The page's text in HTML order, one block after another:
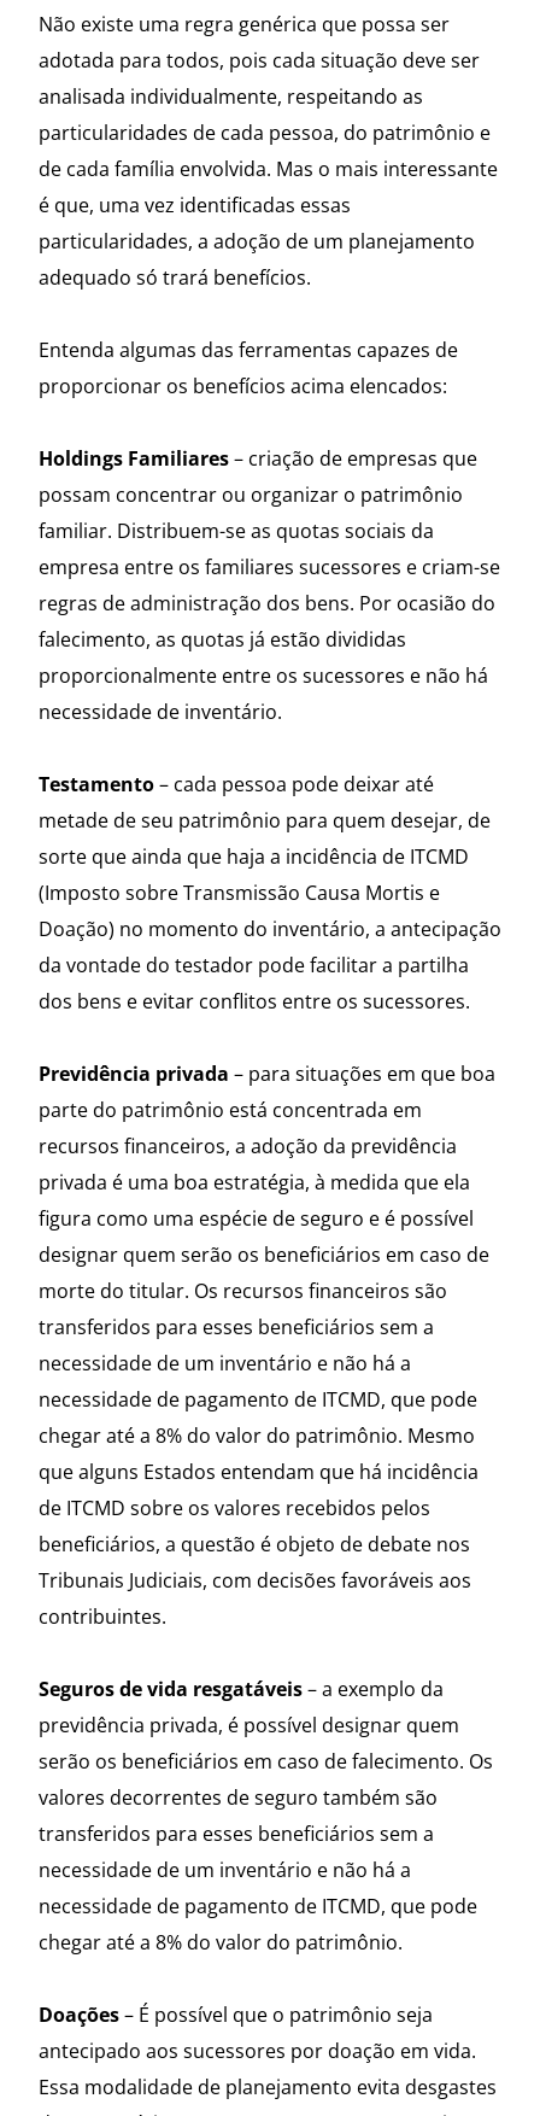
Não existe uma regra genérica que possa ser
adotada para todos, pois cada situação deve ser
analisada individualmente, respeitando as
particularidades de cada pessoa, do patrimônio e
de cada família envolvida. Mas o mais interessante
é que, uma vez identificadas essas
particularidades, a adoção de um planejamento
adequado só trará benefícios.
Entenda algumas das ferramentas capazes de
proporcionar os benefícios acima elencados:
Holdings Familiares– criação de empresas que
possam concentrar ou organizar o patrimônio
familiar. Distribuem-se as quotas sociais da
empresa entre os familiares sucessores e criam-se
regras de administração dos bens. Por ocasião do
falecimento, as quotas já estão divididas
proporcionalmente entre os sucessores e não há
necessidade de inventário.
Testamento– cada pessoa pode deixar até
metade de seu patrimônio para quem desejar, de
sorte que ainda que haja a incidência de ITCMD
(Imposto sobre Transmissão Causa Mortis e
Doação) no momento do inventário, a antecipação
da vontade do testador pode facilitar a partilha
dos bens e evitar conflitos entre os sucessores.
Previdência privada – para situações em que boa
parte do patrimônio está concentrada em
recursos financeiros, a adoção da previdência
privada é uma boa estratégia, à medida que ela
figura como uma espécie de seguro e é possível
designar quem serão os beneficiários em caso de
morte do titular. Os recursos financeiros são
transferidos para esses beneficiários sem a
necessidade de um inventário e não há a
necessidade de pagamento de ITCMD, que pode
chegar até a 8% do valor do patrimônio. Mesmo
que alguns Estados entendam que há incidência
de ITCMD sobre os valores recebidos pelos
beneficiários, a questão é objeto de debate nos
Tribunais Judiciais, com decisões favoráveis aos
contribuintes.
Seguros de vida resgatáveis– a exemplo da
previdência privada, é possível designar quem
serão os beneficiários em caso de falecimento. Os
valores decorrentes de seguro também são
transferidos para esses beneficiários sem a
necessidade de um inventário e não há a
necessidade de pagamento de ITCMD, que pode
chegar até a 8% do valor do patrimônio.
Doações– É possível que o patrimônio seja
antecipado aos sucessores por doação em vida.
Essa modalidade de planejamento evita desgastes